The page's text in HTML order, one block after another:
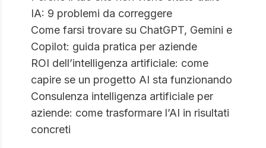
IA: 9 problemi da correggere
Come farsi trovare su ChatGPT, Gemini e
Copilot: guida pratica per aziende
ROI dell’intelligenza artificiale: come
capire se un progetto AI sta funzionando
Consulenza intelligenza artificiale per
aziende: come trasformare l’AI in risultati
concreti